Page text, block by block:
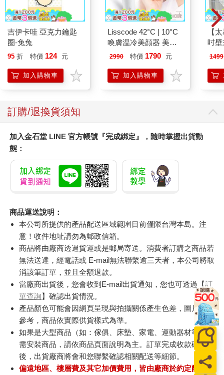
吉伊卡哇 亞克力鑰匙
圈-兔兔
95 折 特價 124 元
加入購物車
Lisscode 42°C | 10°C
喚膚温冷美顔器 美膚
儀
2990 特價 1790 元
加入購物車
【
吋
機)
1499
訂購/退換貨須知
加入金石堂 LINE 官方帳號『完成綁定』，隨時掌握出貨動
態：
商品運送說明：
本公司所提供的產品配送區域範圍目前僅限台灣本島。注
意！收件地址請勿為郵政信箱。
商品將由廠商透過貨運或是郵局寄送。消費者訂購之商品若
無法送達，經電話或 E-mail無法聯繫逾三天者，本公司將取
消該筆訂單，並且全額退款。
當廠商出貨後，您會收到E-mail出貨通知，您也可透過【訂
單查詢】確認出貨情況。
產品顏色可能會因網頁呈現與拍攝關係產生色差，圖片僅供
參考，商品依實際供貨樣式為準。
如果是大型商品（如：傢俱、床墊、家電、運動器材等）及
需安裝商品，請依商品頁面說明為主。訂單完成收款確認
後，出貨廠商將會和您聯繫確認相關配送等細節。
偏遠地區、樓層費及其它加價費用，皆由廠商於約定配送時